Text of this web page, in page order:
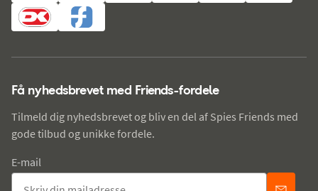
Få nyhedsbrevet med Friends-fordele
Tilmeld dig nyhedsbrevet og bliv en del af Spies Friends med
gode tilbud og unikke fordele.
E-mail